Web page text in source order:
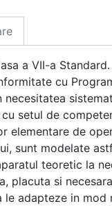
a VII-a
cu
necesitatea
setul de
elementare de
sunt modelate
teoretic la
placuta si
adapteze in